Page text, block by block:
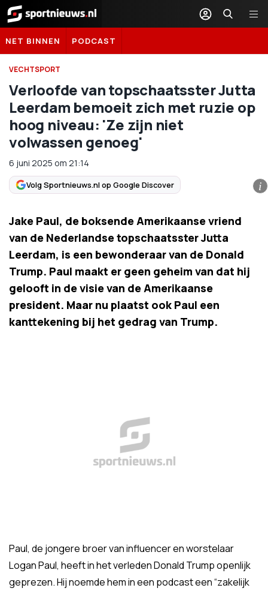
Sportnieuws.nl
NET BINNEN PODCAST
VECHTSPORT
Verloofde van topschaatsster Jutta
Leerdam bemoeit zich met ruzie op
hoog niveau: 'Ze zijn niet
volwassen genoeg'
6 juni 2025 om 21:14
Volg Sportnieuws.nl op Google Discover i
Jake Paul, de boksende Amerikaanse vriend
van de Nederlandse topschaatsster Jutta
Leerdam, is een bewonderaar van de Donald
Trump. Paul maakt er geen geheim van dat hij
gelooft in de visie van de Amerikaanse
president. Maar nu plaatst ook Paul een
kanttekening bij het gedrag van Trump.
Paul, de jongere broer van influencer en worstelaar
Logan Paul, heeft in het verleden Donald Trump openlijk
geprezen. Hij noemde hem in een podcast een “zakelijk